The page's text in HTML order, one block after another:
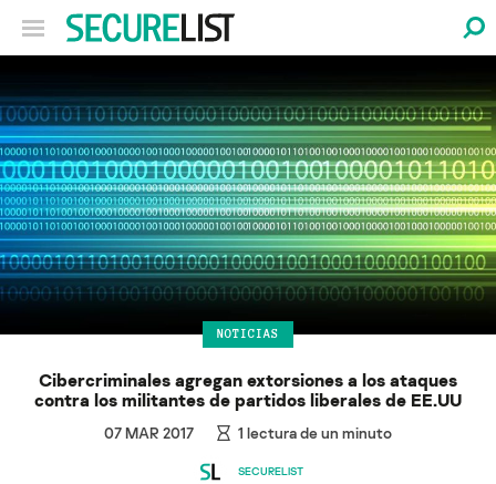
NOTICIAS
Cibercriminales agregan extorsiones a los ataques
contra los militantes de partidos liberales de EE.UU
07 MAR 2017 1 lectura de un minuto
SECURELIST